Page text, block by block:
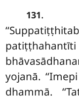
131.
yojanā.
dhammā.